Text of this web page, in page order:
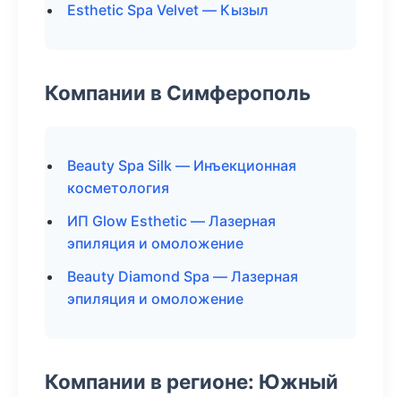
Esthetic Spa Velvet — Кызыл
Компании в Симферополь
Beauty Spa Silk — Инъекционная
косметология
ИП Glow Esthetic — Лазерная
эпиляция и омоложение
Beauty Diamond Spa — Лазерная
эпиляция и омоложение
Компании в регионе: Южный